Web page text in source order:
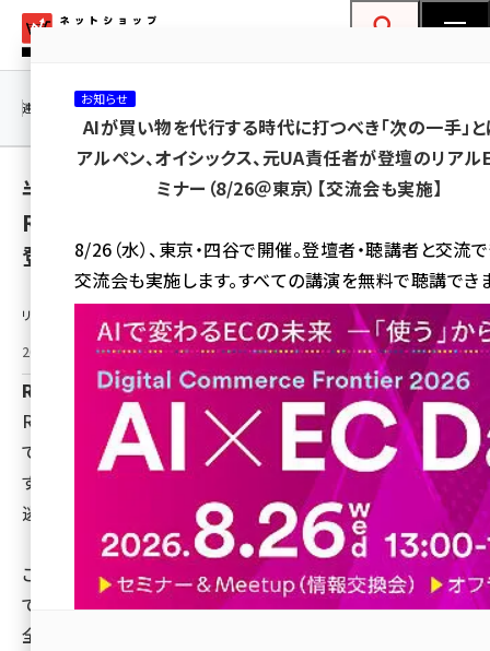
ン
ネットショップ担当者フォーラム
amazon (2255)
yahoo (1906)
楽天 (1874)
ecbeing (1210)
アスクル (1122)
base (1081)
revico (744)
連載・特集 |
半額セール開催！全色対象・数量限定で
RORRYの充電器「D14」がプライムデー直前に
登場！
リリース情報提供元：
2025年7月6日 09:00
RORRY
RORRYは、7月7日（月）17:00～23:59の期間、Amazonに
て人気充電器「D14」をクーポン適用で半額にて販売しま
す。全カラー対象・数量限定の特別セール、この機会をお見
逃しなく！
これは、Amazonプライムデー前の特別キャンペーンとし
て実施される“先取りセール”で、過去最安のチャンスです。
全カラー対象＆数量限定、コンパクトで便利な
お知らせ
AIが買い物を代行する時代に打つべき「次の一手」と
アルペン、オイシックス、元UA責任者が登壇のリアル
ミナー（8/26＠東京）【交流会も実施】
8/26（水）、東京・四谷で開催。登壇者・聴講者と交流
交流会も実施します。すべての講演を無料で聴講でき